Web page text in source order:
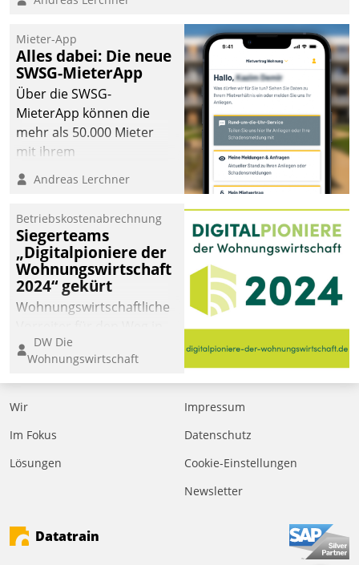
Mieter-App
Alles dabei: Die neue
SWSG-MieterApp
Über die SWSG-
MieterApp können die
mehr als 50.000 Mieter
mit ihrem
Wohnungsunternehmen
kommunizieren, auf dem
einsehen und ändern
oder
Schadensmeldungen
abgeben – rund um die
Uhr.
Andreas Lerchner
Betriebskostenabrechnung
Siegerteams
„Digitalpioniere der
Wohnungswirtschaft
2024“ gekürt
Wohnungswirtschaftliche
eine digitale Zukunft zu
finden, ist das Ziel des
Awards „Digitalpioniere
der
Bewerben können sich
dafür ein Team
DW Die
Wohnungswirtschaft
Wir
Im Fokus
Lösungen
Impressum
Datenschutz
Cookie-Einstellungen
Newsletter
Datatrain